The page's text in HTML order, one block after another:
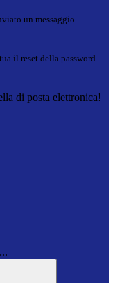
un messaggio
il reset della password
di posta elettronica!